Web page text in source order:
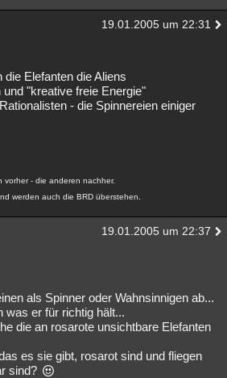
19.01.2005 um 22:31
Elefanten die Aliens
"kreative freie Energie"
- die Spinnereien einiger
vorher - die anderen nachher.
werden auch die BRD überstehen.
19.01.2005 um 22:37
als Spinner oder Wahnsinnigen ab...
was er für richtig hält...
die an rosarote unsichtbare Elefanten
es sie gibt, rosarot sind und fliegen
sind?